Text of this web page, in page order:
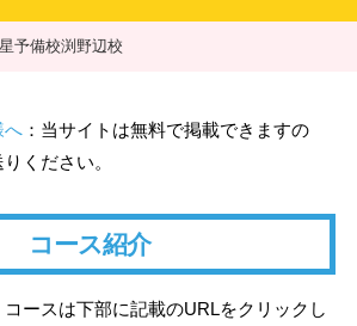
予備校渕野辺校
へ：当サイトは無料で掲載できますの
ください。
コース紹介
ースは下部に記載のURLをクリックし